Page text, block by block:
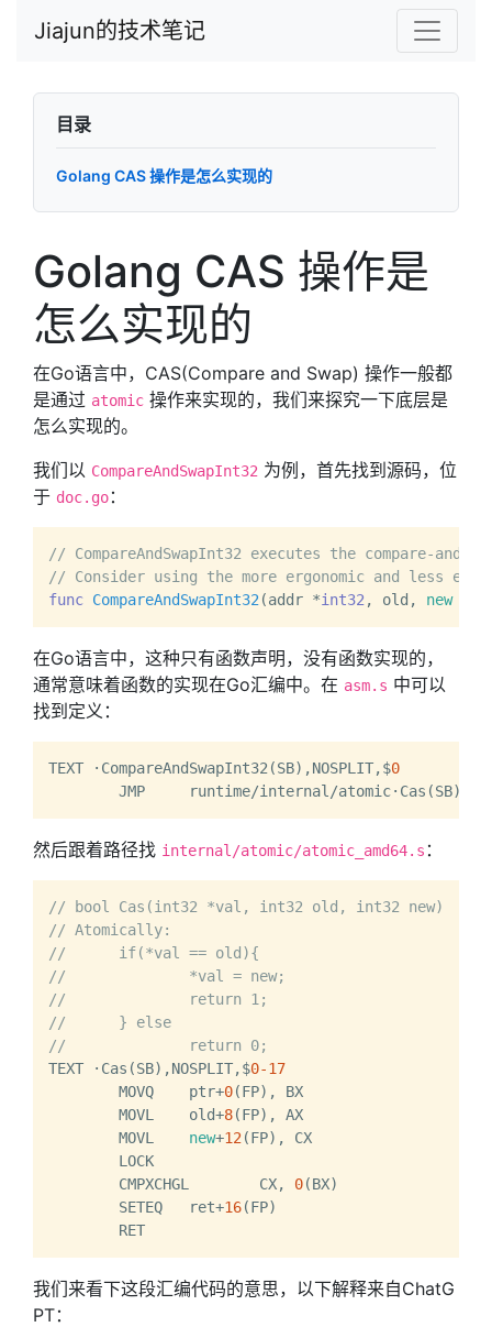
Jiajun的技术笔记
目录
Golang CAS 操作是怎么实现的
Golang CAS 操作是
怎么实现的
在Go语言中，CAS(Compare and Swap) 操作一般都
是通过 atomic 操作来实现的，我们来探究一下底层是
怎么实现的。
我们以 CompareAndSwapInt32 为例，首先找到源码，位
于 doc.go：
// CompareAndSwapInt32 executes the compare-
// Consider using the more ergonomic and less
func CompareAndSwapInt32 (addr *int32 , old, new
在Go语言中，这种只有函数声明，没有函数实现的，
通常意味着函数的实现在Go汇编中。在 asm.s 中可以
找到定义：
TEXT ·CompareAndSwapInt32(SB),NOSPLIT,$0
然后跟着路径找 internal/atomic/atomic_amd64.s ：
// bool Cas(int32 *val, int32 old, int32 new)
// Atomically:
//	if(*val == old){
//		*val = new;
//		return 1;
//	} else
//		return 0;
TEXT ·Cas(SB),NOSPLIT,$0-17
	MOVQ	ptr+
0(FP), BX
	MOVL	old+
8(FP), AX
new+12 (FP), CX
	CMPXCHGL	CX,
0(BX)
	SETEQ	ret+
16(FP)
我们来看下这段汇编代码的意思，以下解释来自ChatG
PT：